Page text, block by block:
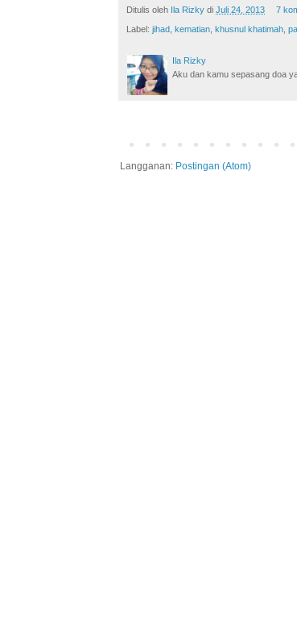
Ditulis oleh Ila Rizky di Juli 24, 2013 7
Label: jihad kematian khusnul khatimah
Ila Rizky
Aku dan kamu sepasang doa
Langganan: Postingan (Atom)